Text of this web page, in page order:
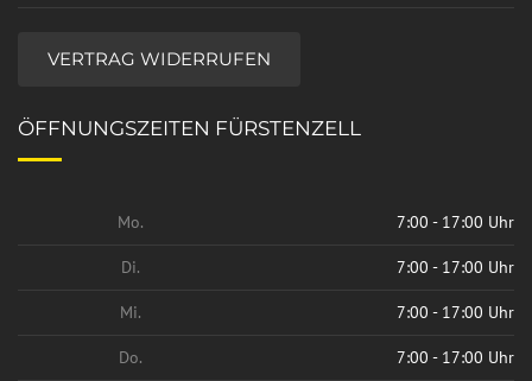
VERTRAG WIDERRUFEN
ÖFFNUNGSZEITEN FÜRSTENZELL
Mo. 7:00 - 17:00 Uhr
Di. 7:00 - 17:00 Uhr
Mi. 7:00 - 17:00 Uhr
Do. 7:00 - 17:00 Uhr